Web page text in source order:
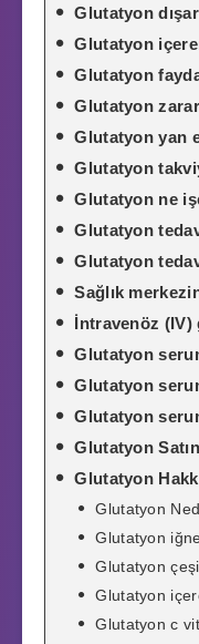
Glutatyon
Glutatyon
Glutatyon
Glutatyon
Glutatyon yan
Glutatyon
Glutatyon ne
Glutatyon
Glutatyon
Sağlık
İntravenöz
Glutatyon
Glutatyon
Glutatyon
Glutatyon
Glutatyon
Glutatyon
Glutatyon
Glutatyon
Glutatyon
Glutatyon c